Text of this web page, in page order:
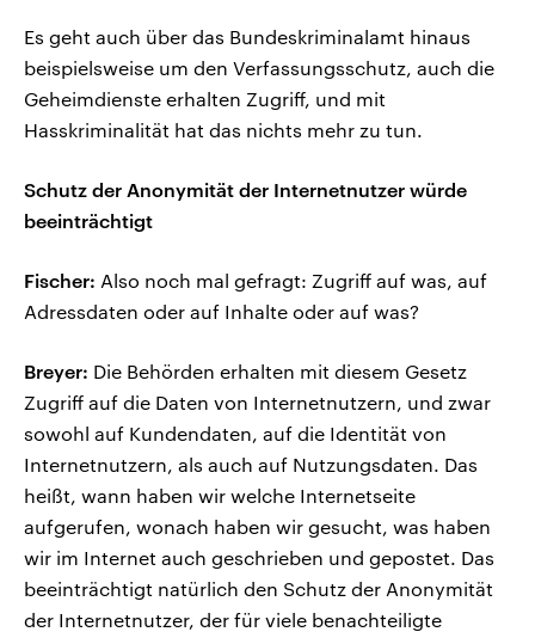
Es geht auch über das Bundeskriminalamt hinaus
beispielsweise um den Verfassungsschutz, auch die
Geheimdienste erhalten Zugriff, und mit
Hasskriminalität hat das nichts mehr zu tun.
Schutz der Anonymität der Internetnutzer würde
beeinträchtigt
Fischer: Also noch mal gefragt: Zugriff auf was, auf
Adressdaten oder auf Inhalte oder auf was?
Breyer: Die Behörden erhalten mit diesem Gesetz
Zugriff auf die Daten von Internetnutzern, und zwar
sowohl auf Kundendaten, auf die Identität von
Internetnutzern, als auch auf Nutzungsdaten. Das
heißt, wann haben wir welche Internetseite
aufgerufen, wonach haben wir gesucht, was haben
wir im Internet auch geschrieben und gepostet. Das
beeinträchtigt natürlich den Schutz der Anonymität
der Internetnutzer, der für viele benachteiligte